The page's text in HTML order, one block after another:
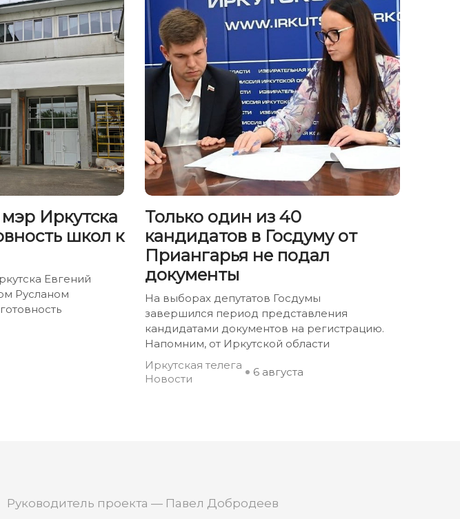
Иркутска
школ к
Евгений
Русланом
Только один из 40
кандидатов в Госдуму от
Приангарья не подал
документы
На выборах депутатов Госдумы
завершился период представления
кандидатами документов на регистрацию.
Напомним, от Иркутской области
Иркутская телега
Новости
6 августа
Руководитель проекта — Павел Добродеев